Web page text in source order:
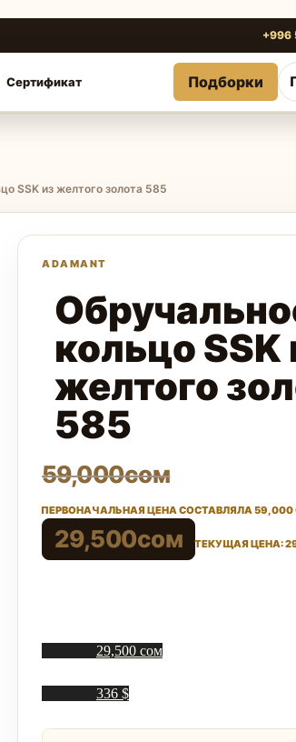
+996
Сертификат Подборки
SSK из желтого золота 585
кольцо SSK
желтого
585
59,000сом
ПЕРВОНАЧАЛЬНАЯ ЦЕНА СОСТАВЛЯЛА 59,000
29,500сом ТЕКУЩАЯ ЦЕНА:
29,500 сом
336 $